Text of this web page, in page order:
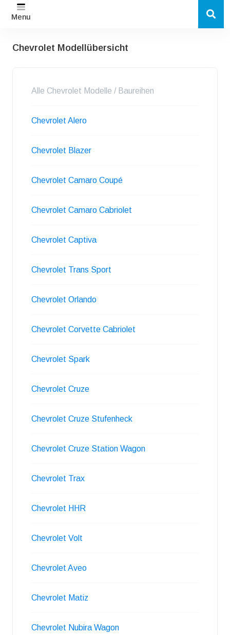
Menu
Chevrolet Modellübersicht
Alle Chevrolet Modelle / Baureihen
Chevrolet Alero
Chevrolet Blazer
Chevrolet Camaro Coupé
Chevrolet Camaro Cabriolet
Chevrolet Captiva
Chevrolet Trans Sport
Chevrolet Orlando
Chevrolet Corvette Cabriolet
Chevrolet Spark
Chevrolet Cruze
Chevrolet Cruze Stufenheck
Chevrolet Cruze Station Wagon
Chevrolet Trax
Chevrolet HHR
Chevrolet Volt
Chevrolet Aveo
Chevrolet Matiz
Chevrolet Nubira Wagon